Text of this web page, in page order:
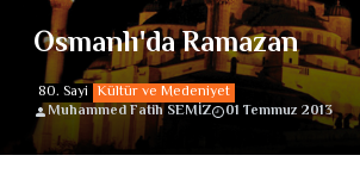
Osmanlı'da Ramazan
80. Sayi Kültür ve Medeniyet
Muhammed Fatih SEMİZ
01 Temmuz 2013